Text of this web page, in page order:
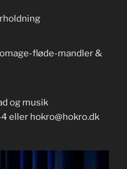
fløde-mandler &
og musik
eller hokro@hokro.dk